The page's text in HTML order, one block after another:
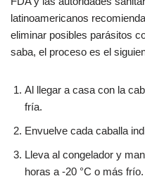
latinoamericanos
eliminar posibles parásitos
saba, el proceso es el
Al llegar a casa con la
fría.
Envuelve cada caballa
Lleva al congelador y
horas a -20 °C o más frío.